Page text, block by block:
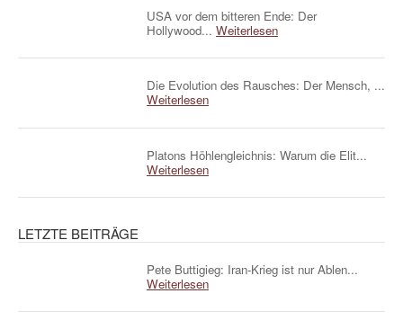
USA vor dem bitteren Ende: Der
Hollywood... Weiterlesen
Die Evolution des Rausches: Der Mensch, ...
Weiterlesen
Platons Höhlengleichnis: Warum die Elit...
Weiterlesen
LETZTE BEITRÄGE
Pete Buttigieg: Iran-Krieg ist nur Ablen...
Weiterlesen